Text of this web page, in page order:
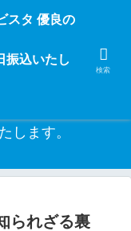
在籍確認なしで借りれる
人ならブラックでも給料
ら安心！
優良の即日融資
します。
られざる裏
スタ 優良の
振込いたし
検索